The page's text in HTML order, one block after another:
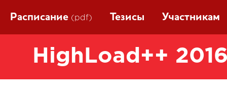
Расписание (pdf) Тезисы Участникам
HighLoad++